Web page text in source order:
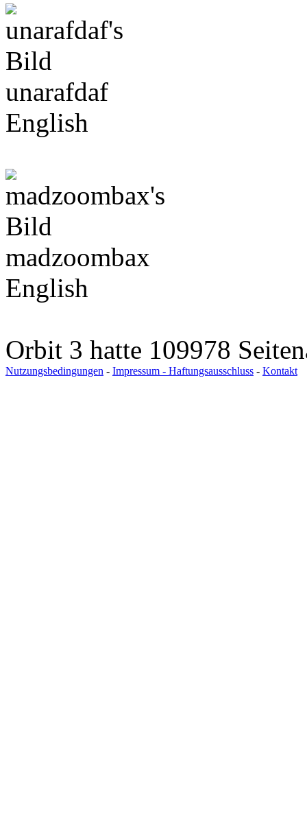
unarafdaf
English
madzoombax
English
Orbit 3 hatte 109978
Nutzungsbedingungen - Impressum - Haftungsausschluss - Kontakt